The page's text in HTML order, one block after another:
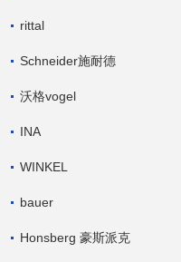
rittal
Schneider施耐德
沃格vogel
INA
WINKEL
bauer
Honsberg 豪斯派克